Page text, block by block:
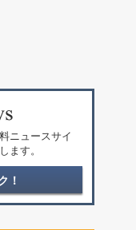
ニュースサイ
ます。
！